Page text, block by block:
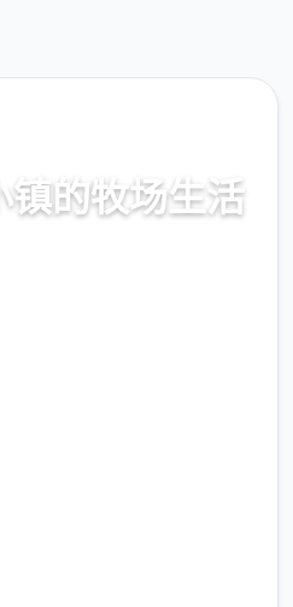
镇的牧场生活
载，攻略，mod，补丁